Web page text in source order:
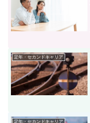
定年・セカンドキャリア
定年・セカンドキャリア